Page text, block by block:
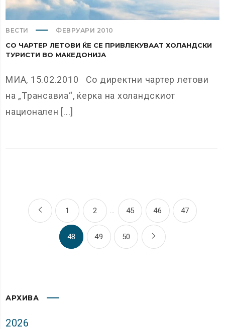
ВЕСТИ ФЕВРУАРИ 2010
СО ЧАРТЕР ЛЕТОВИ ЌЕ СЕ ПРИВЛЕКУВААТ ХОЛАНДСКИ
ТУРИСТИ ВО МАКЕДОНИЈА
МИА, 15.02.2010 Со директни чартер летови
на „Трансавиа“, ќерка на холандскиот
национален [...]
1 2 … 45 46 47
48 49 50
АРХИВА
2026